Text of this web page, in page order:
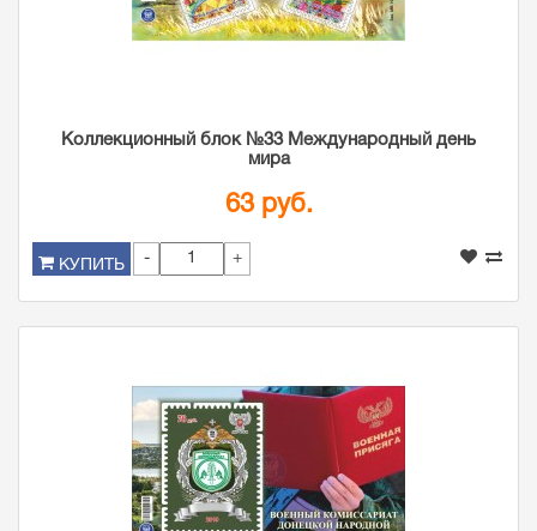
Коллекционный блок №33 Международный день
мира
63 руб.
КУПИТЬ - +